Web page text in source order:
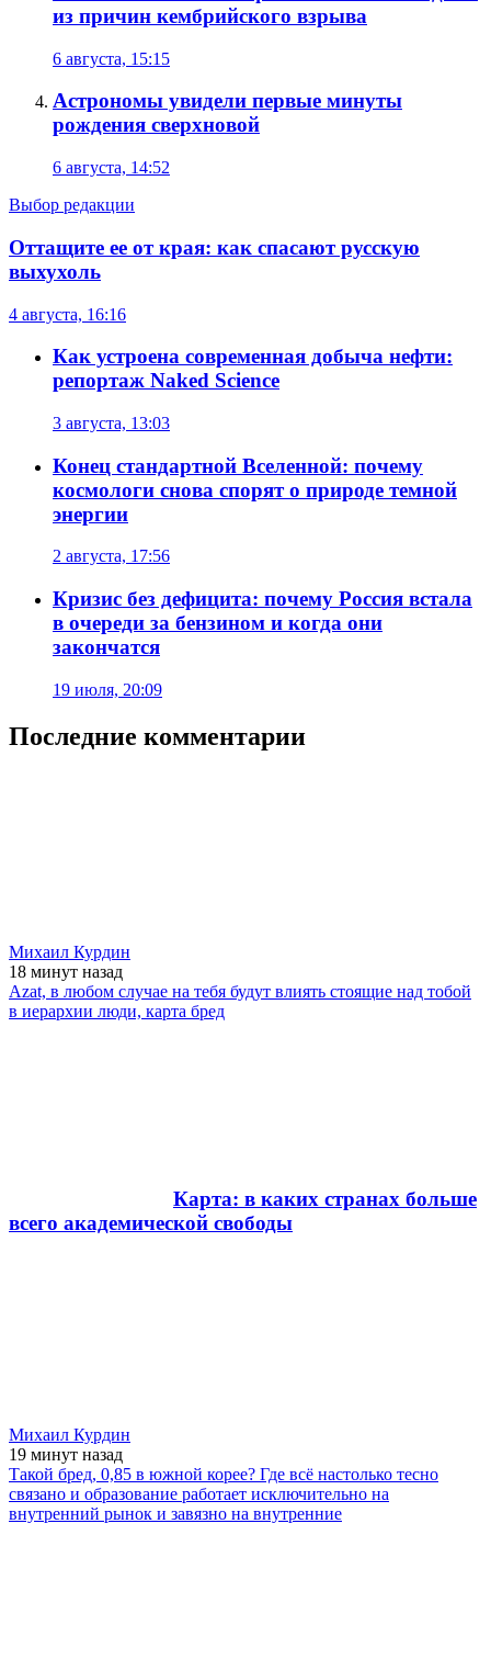
из причин кембрийского взрыва
6 августа, 15:15
Астрономы увидели первые минуты
рождения сверхновой
6 августа, 14:52
Выбор редакции
Оттащите ее от края: как спасают русскую
выхухоль
4 августа, 16:16
Как устроена современная добыча нефти:
репортаж Naked Science
3 августа, 13:03
Конец стандартной Вселенной: почему
космологи снова спорят о природе темной
энергии
2 августа, 17:56
Кризис без дефицита: почему Россия встала
в очереди за бензином и когда они
закончатся
19 июля, 20:09
Последние комментарии
Михаил Курдин
18 минут назад
Azat, в любом случае на тебя будут влиять стоящие над тобой
в иерархии люди, карта бред
Карта: в каких странах больше
всего академической свободы
Михаил Курдин
19 минут назад
Такой бред, 0,85 в южной корее? Где всё настолько тесно
связано и образование работает исключительно на
внутренний рынок и завязно на внутренние